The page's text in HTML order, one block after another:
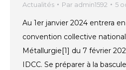
Actualités Par admin1592 5
Au 1er janvier 2024 entrera
convention collective
Métallurgie[1] du 7 février
IDCC. Se préparer à la